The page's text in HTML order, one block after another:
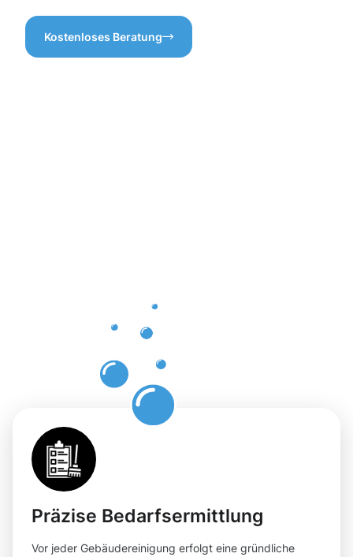
Kostenloses Beratung
Präzise Bedarfsermittlung
Vor jeder Gebäudereinigung erfolgt eine gründliche